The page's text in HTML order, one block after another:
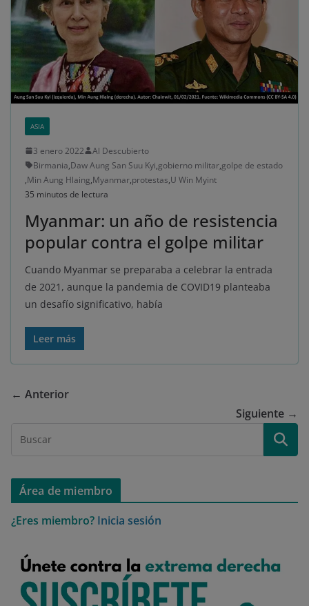
ASIA
3 enero 2022
Al Descubierto
Birmania,Daw Aung San Suu Kyi,gobierno militar,golpe de estado
,Min Aung Hlaing,Myanmar,protestas,U Win Myint
35 minutos de lectura
Myanmar: un año de resistencia
popular contra el golpe militar
Cuando Myanmar se preparaba a celebrar la entrada
de 2021, aunque la pandemia de COVID19 planteaba
un desafío significativo, había
Leer más
← Anterior
Siguiente →
Área de miembro
¿Eres miembro? Inicia sesión